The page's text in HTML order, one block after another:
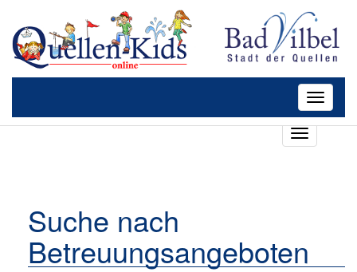
Toggle
Suche nach
Betreuungsangeboten
T
o
a
v